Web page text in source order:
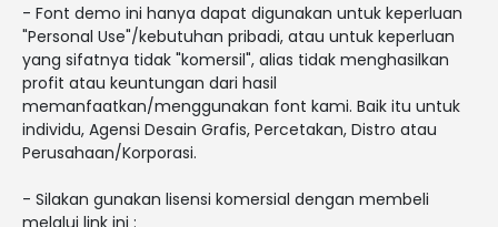
- Font demo ini hanya dapat digunakan untuk keperluan
"Personal Use"/kebutuhan pribadi, atau untuk keperluan
yang sifatnya tidak "komersil", alias tidak menghasilkan
profit atau keuntungan dari hasil
memanfaatkan/menggunakan font kami. Baik itu untuk
individu, Agensi Desain Grafis, Percetakan, Distro atau
Perusahaan/Korporasi.
- Silakan gunakan lisensi komersial dengan membeli
melalui link ini :